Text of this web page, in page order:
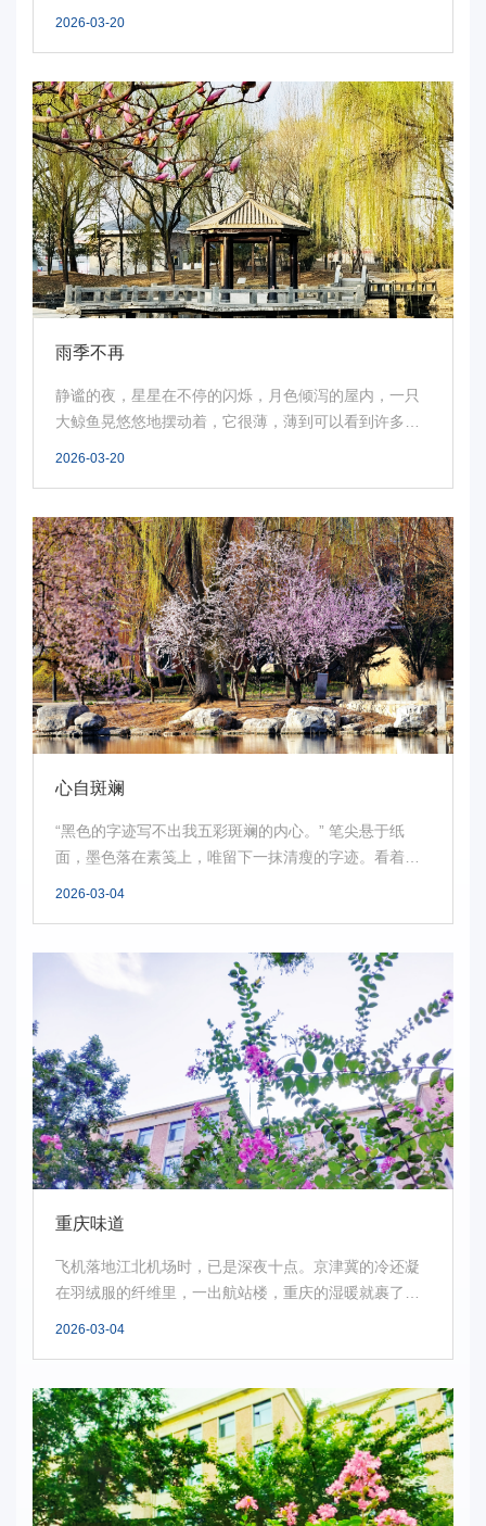
2026-03-20
雨季不再
静谧的夜，星星在不停的闪烁，月色倾泻的屋内，一只
大鲸鱼晃悠悠地摆动着，它很薄，薄到可以看到许多海
2026-03-20
心自斑斓
“黑色的字迹写不出我五彩斑斓的内心。” 笔尖悬于纸
面，墨色落在素笺上，唯留下一抹清瘦的字迹。看着这
2026-03-04
重庆味道
飞机落地江北机场时，已是深夜十点。京津冀的冷还凝
在羽绒服的纤维里，一出航站楼，重庆的湿暖就裹了上
2026-03-04